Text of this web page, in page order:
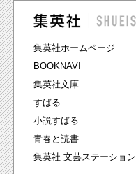
集英社ホームページ
BOOKNAVI
集英社文庫
すばる
小説すばる
青春と読書
集英社 文芸ステーション